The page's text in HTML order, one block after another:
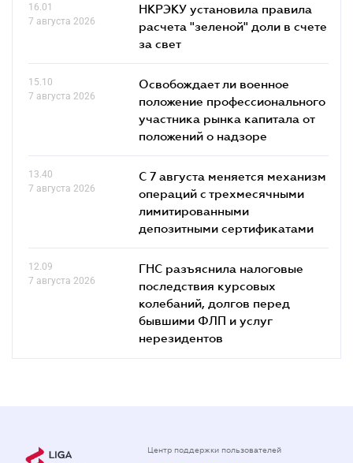
16.01
7 августа 2026
НКРЭКУ установила правила
расчета "зеленой" доли в счете
за свет
15.10
7 августа 2026
Освобождает ли военное
положение профессионального
участника рынка капитала от
положений о надзоре
13.40
7 августа 2026
С 7 августа меняется механизм
операций с трехмесячными
лимитированными
депозитными сертификатами
12.09
7 августа 2026
ГНС разъяснила налоговые
последствия курсовых
колебаний, долгов перед
бывшими ФЛП и услуг
нерезидентов
Центр поддержки пользователей